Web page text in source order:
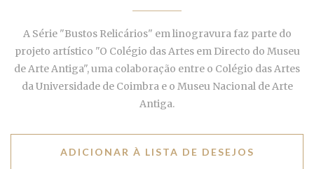
A Série "Bustos Relicários" em linogravura faz parte do
projeto artístico "O Colégio das Artes em Directo do Museu
de Arte Antiga", uma colaboração entre o Colégio das Artes
da Universidade de Coimbra e o Museu Nacional de Arte
Antiga.
ADICIONAR À LISTA DE DESEJOS